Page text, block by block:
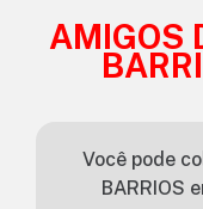
AMIGOS
Você pode
BARRIOS